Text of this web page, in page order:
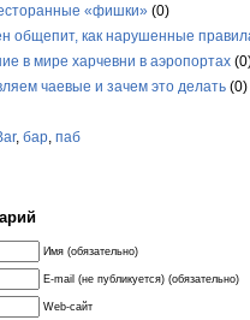
«фишки» (0)
общепит, как нарушенные
в мире харчевни в аэропортах
чаевые и зачем это делать (0)
, бар паб
Имя (обязательно)
E-mail (не публикуется) (обязательно)
Web-сайт